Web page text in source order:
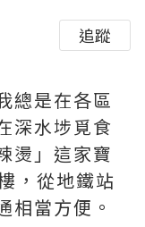
追蹤
總是在各區
深水埗覓食
燙」這家寶
，從地鐵站
相當方便。